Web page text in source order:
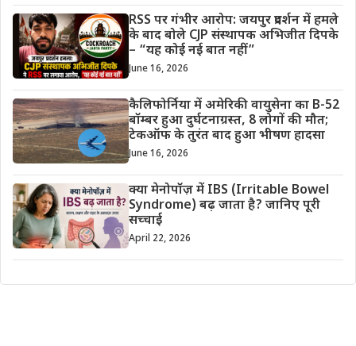
RSS पर गंभीर आरोप: जयपुर प्रदर्शन में हमले
के बाद बोले CJP संस्थापक अभिजीत दिपके
– “यह कोई नई बात नहीं”
June 16, 2026
कैलिफोर्निया में अमेरिकी वायुसेना का B-52
बॉम्बर हुआ दुर्घटनाग्रस्त, 8 लोगों की मौत;
टेकऑफ के तुरंत बाद हुआ भीषण हादसा
June 16, 2026
क्या मेनोपॉज़ में IBS (Irritable Bowel
Syndrome) बढ़ जाता है? जानिए पूरी
सच्चाई
April 22, 2026